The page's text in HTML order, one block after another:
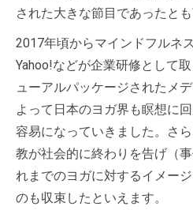
された大きな節目であったとも
2017年頃からマインドフルネ
Yahoo!などが企業研修として
ューアルパッケージされたメ
よって日本のヨガ界も瞑想に
容易になっていきました。さ
教が社会的に終わりを告げ（
れまでのヨガに対するイメー
のも収束したといえます。